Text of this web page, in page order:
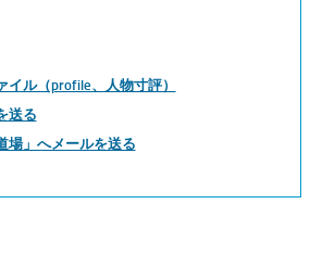
イル（profile、人物寸評）
送る
場」へメールを送る